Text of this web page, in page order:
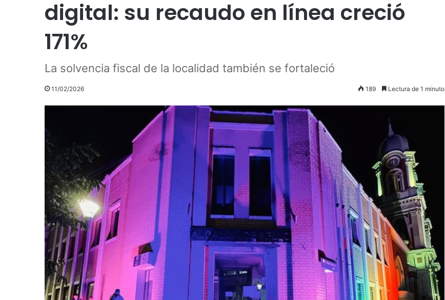
digital: su recaudo en línea creció
171%
La solvencia fiscal de la localidad también se fortaleció
11/02/2026 189 Lectura de 1 minuto